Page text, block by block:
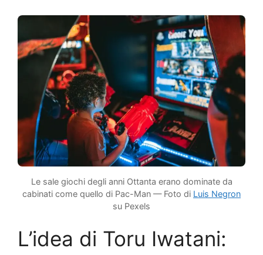
Le sale giochi degli anni Ottanta erano dominate da
cabinati come quello di Pac-Man — Foto di Luis Negron
su Pexels
L’idea di Toru Iwatani: